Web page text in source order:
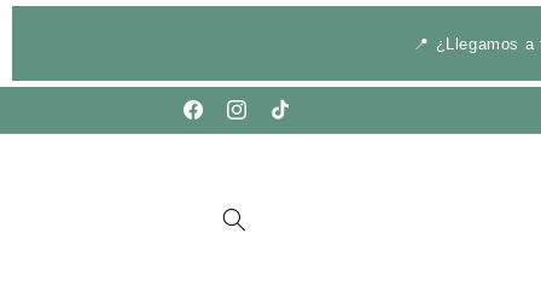
📍 ¿Llegamos a
FacebookInstagram
TikTok